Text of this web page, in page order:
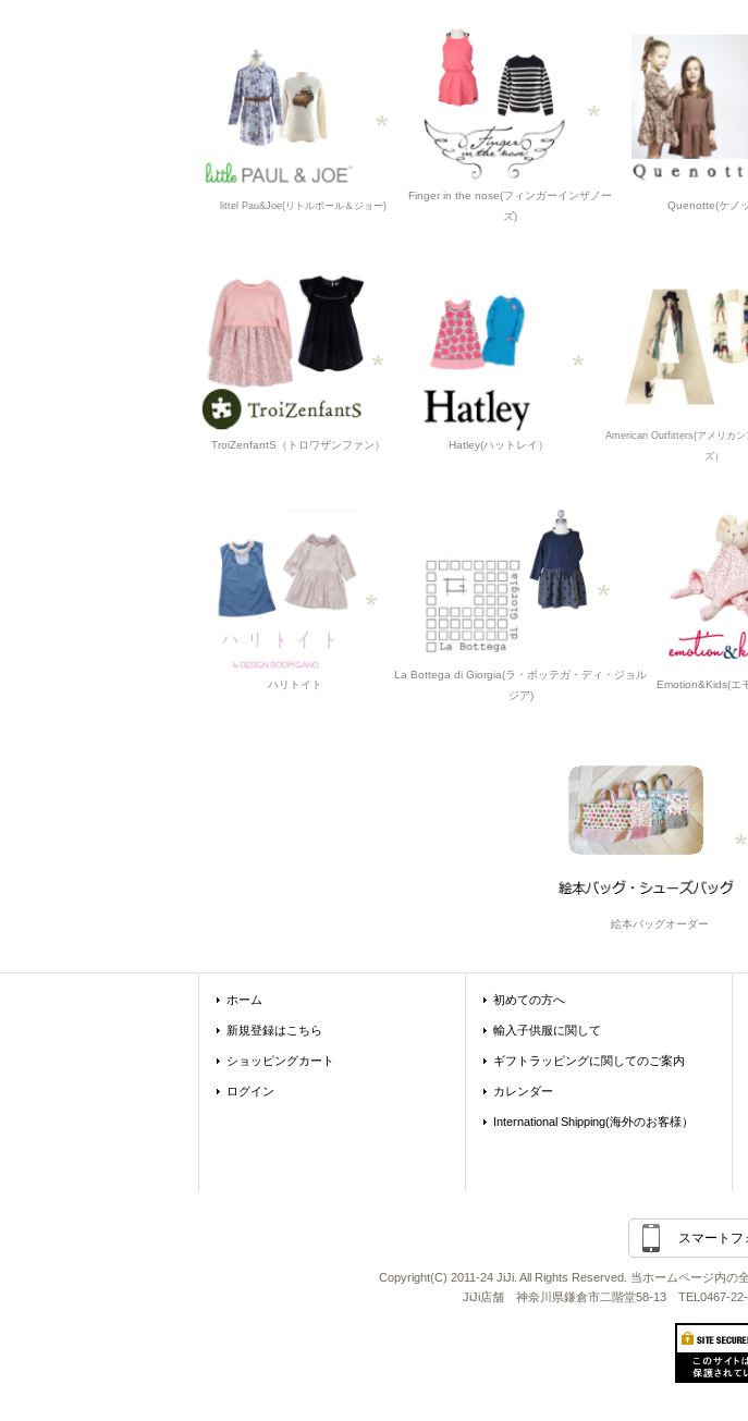
littel Pau&Joe(リトルポール＆ジョー)
Finger in the nose(フィンガーインザノー
ズ)
Quenotte(ケノッ
TroiZenfantS（トロワザンファン） Hatley(ハットレイ）
American Outfitters(アメリカン
ズ）
ハリトイト
La Bottega di Giorgia(ラ・ボッテガ・ディ・ジョル
ジア)
Emotion&Kids(エ
絵本バッグオーダー
ホーム
新規登録はこちら
ショッピングカート
ログイン
初めての方へ
輸入子供服に関して
ギフトラッピングに関してのご案内
カレンダー
International Shipping(海外のお客様）
スマートフ
Copyright(C) 2011-24 JiJi. All Rights Reserved. 当ホームページ内の
JiJi店舗 神奈川県鎌倉市二階堂58-13 TEL0467-